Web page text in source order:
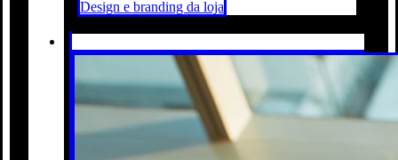
Design e branding da loja